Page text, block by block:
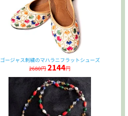
ゴージャス刺繍のマハラニフラットシューズ
2680円2144円